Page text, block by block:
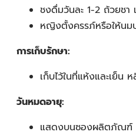
ชงดื่มวันละ 1-2 ถ้วยชา
หญิงตั้งครรภ์หรือให้น
การเก็บรักษา:
เก็บไว้ในที่แห้งและเย็
วันหมดอายุ:
แสดงบนซองผลิตภัณฑ์